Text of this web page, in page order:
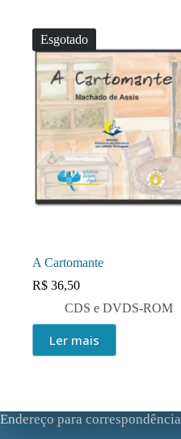
Esgotado
A Cartomante
R$ 36,50
CDS e DVDS-ROM
Ler mais
Endereço para correspondência